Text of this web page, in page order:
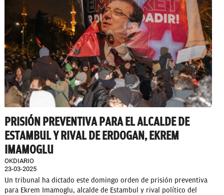
PRISIÓN PREVENTIVA PARA EL ALCALDE DE
ESTAMBUL Y RIVAL DE ERDOGAN, EKREM
IMAMOGLU
OKDIARIO
23-03-2025
Un tribunal ha dictado este domingo orden de prisión preventiva
para Ekrem Imamoglu, alcalde de Estambul y rival político del